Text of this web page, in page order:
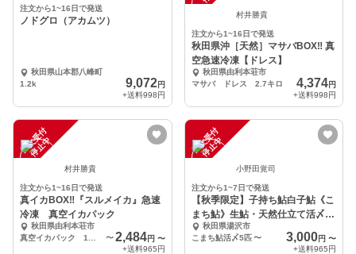
注文から1~16日で発送
ノドグロ（アカムツ）
秋田県山本郡八峰町
1.2k
9,072円
+送料998円
村井勝貴
注文から1~16日で発送
秋田県沖［天然］マサバBOX‼️ 真
空急速冷凍【ドレス】
秋田県由利本荘市
マサバ ドレス 2.7キロ
4,374円
+送料998円
注
文
受
付
停
止
中
村井勝貴
注文から1~16日で発送
真イカBOX‼️『スルメイカ』急速
冷凍 真空イカパック
秋田県由利本荘市
〜 2,484円 〜
+送料965円
注
文
受
付
停
止
中
小野田覚司
注文から1~7日で発送
【秋季限定】子持ち鮎白子鮎《こ
まち鮎》生鮎・天然仕立て活〆
熨斗対応可
秋田県湯沢市
こまち鮎活〆5匹 〜 3,000円 〜
+送料965円